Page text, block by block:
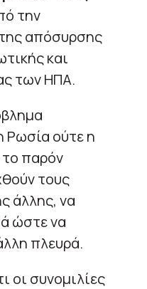
την
απόσυρσης
και
των ΗΠΑ.
Ρωσία ούτε η
το παρόν
τους
άλλης, να
ώστε να
πλευρά.
οι συνομιλίες